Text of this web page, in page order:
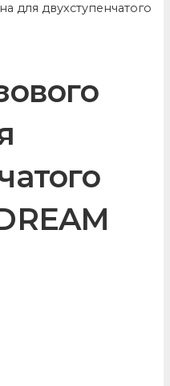
для двухступенчатого